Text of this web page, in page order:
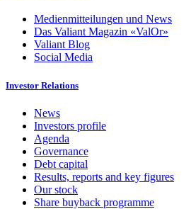
Medienmitteilungen und News
Das Valiant Magazin «ValOr»
Valiant Blog
Social Media
Investor Relations
News
Investors profile
Agenda
Governance
Debt capital
Results, reports and key figures
Our stock
Share buyback programme